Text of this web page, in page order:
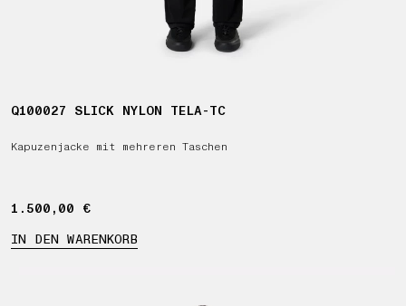
Q100027 SLICK NYLON TELA-TC
Kapuzenjacke mit mehreren Taschen
1.500,00 €
1.500,00 €
IN DEN WARENKORB